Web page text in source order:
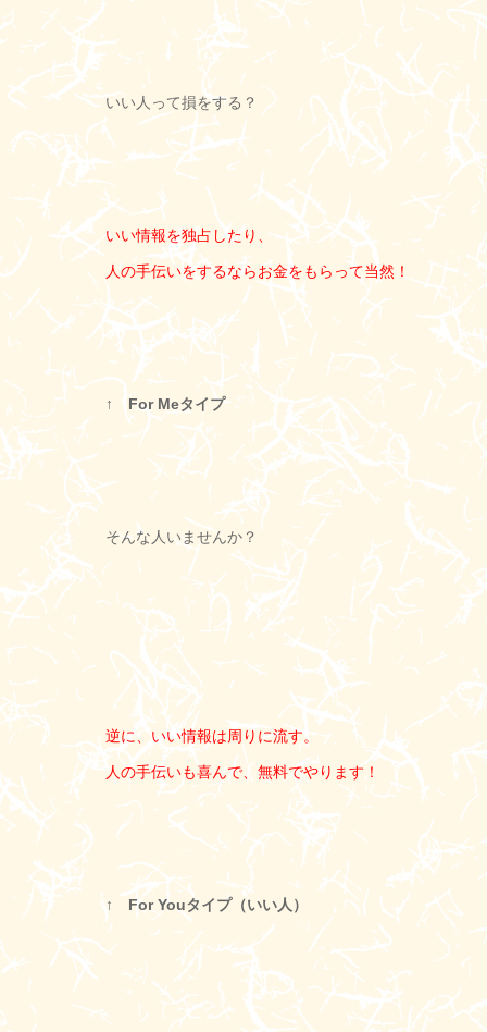
いい人って損をする？
いい情報を独占したり、
人の手伝いをするならお金をもらって当然！
↑ For Meタイプ
そんな人いませんか？
逆に、いい情報は周りに流す。
人の手伝いも喜んで、無料でやります！
↑ For Youタイプ（いい人）